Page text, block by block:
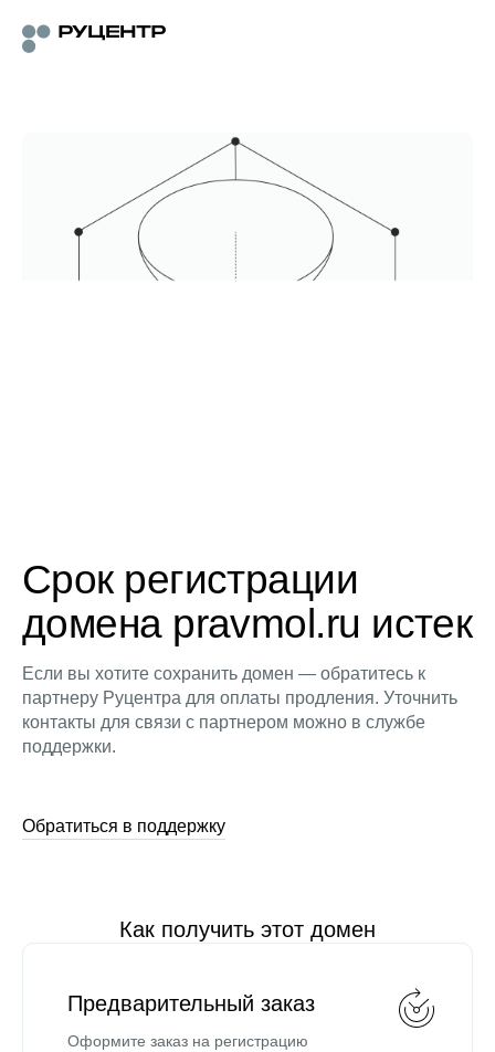
Срок регистрации
домена pravmol.ru истек
Если вы хотите сохранить домен — обратитесь к
партнеру Руцентра для оплаты продления. Уточнить
контакты для связи с партнером можно в службе
поддержки.
Обратиться в поддержку
Как получить этот домен
Предварительный заказ
Оформите заказ на регистрацию